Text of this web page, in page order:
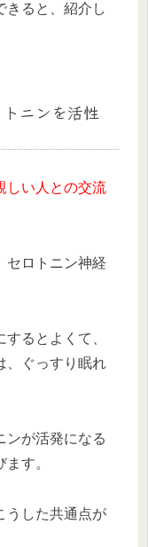
きると、紹介し
ニンを活性
しい人との交流
セロトニン神経
るとよくて、
、ぐっすり眠れ
ンが活発になる
す。
うした共通点が